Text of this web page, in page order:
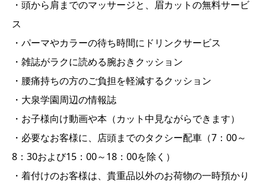
・頭から肩までのマッサージと、眉カットの無料サービ
ス
・パーマやカラーの待ち時間にドリンクサービス
・雑誌がラクに読める腕おきクッション
・腰痛持ちの方のご負担を軽減するクッション
・大泉学園周辺の情報誌
・お子様向け動画や本（カット中見ながらできます）
・必要なお客様に、店頭までのタクシー配車（7：00～
8：30および15：00～18：00を除く）
・着付けのお客様は、貴重品以外のお荷物の一時預かり